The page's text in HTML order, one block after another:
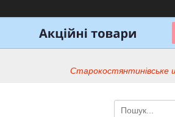
Старокостянтинівське